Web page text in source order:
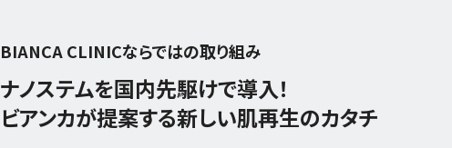
BIANCA CLINICならではの取り組み
ナノステムを国内先駆けで導入！
ビアンカが提案する新しい肌再生のカタチ